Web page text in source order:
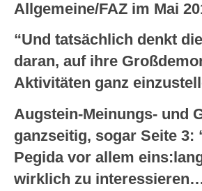
Allgemeine/FAZ im Mai
“Und tatsächlich denkt
daran, auf ihre
Aktivitäten ganz
Augstein-Meinungs- und
ganzseitig, sogar Seite
Pegida vor allem
wirklich zu